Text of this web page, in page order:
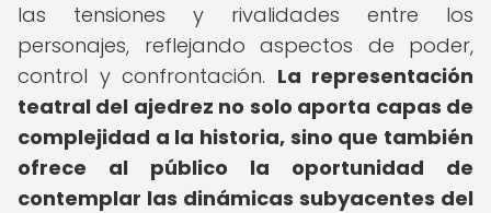
las tensiones y rivalidades entre los
personajes, reflejando aspectos de poder,
control y confrontación. La representación
teatral del ajedrez no solo aporta capas de
complejidad a la historia, sino que también
ofrece al público la oportunidad de
contemplar las dinámicas subyacentes del